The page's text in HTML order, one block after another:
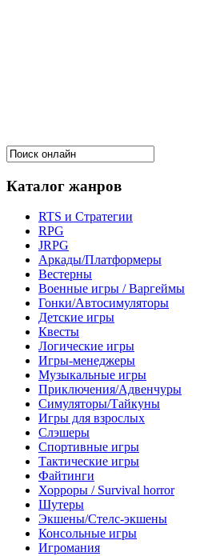
Каталог жанров
RTS и Стратегии
RPG
JRPG
Аркады/Платформеры
Вестерны
Военные игры / Варгеймы
Гонки/Автосимуляторы
Детские игры
Квесты
Логические игры
Игры-менеджеры
Музыкальные игры
Приключения/Адвенчуры
Симуляторы/Тайкуны
Игры для взрослых
Слэшеры
Спортивные игры
Тактические игры
Файтинги
Хорроры / Survival horror
Шутеры
Экшены/Стелс-экшены
Консольные игры
Игромания